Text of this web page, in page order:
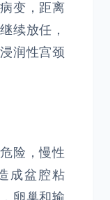
变，距离
续放任，
润性宫颈
险，慢性
成盆腔粘
卵巢和输